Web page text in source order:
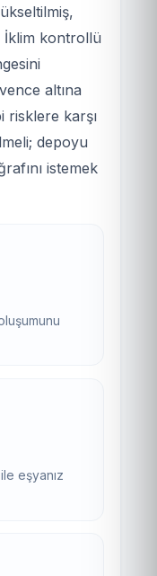
İklim kontrollü
altına
risklere karşı
depoyu
istemek
eşyanız